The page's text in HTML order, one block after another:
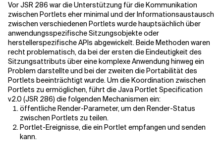
Verwandte Themen
Vor JSR 286 war die Unterstützung für die Kommunikation
zwischen Portlets eher minimal und der Informationsaustausch
zwischen verschiedenen Portlets wurde hauptsächlich über
anwendungsspezifische Sitzungsobjekte oder
herstellerspezifische APIs abgewickelt. Beide Methoden waren
recht problematisch, da bei der ersten die Eindeutigkeit des
Sitzungsattributs über eine komplexe Anwendung hinweg ein
Problem darstellte und bei der zweiten die Portabilität des
Portlets beeinträchtigt wurde. Um die Koordination zwischen
Portlets zu ermöglichen, führt die Java Portlet Specification
v2.0 (JSR 286) die folgenden Mechanismen ein:
öffentliche Render-Parameter, um den Render-Status
zwischen Portlets zu teilen.
Portlet-Ereignisse, die ein Portlet empfangen und senden
kann.